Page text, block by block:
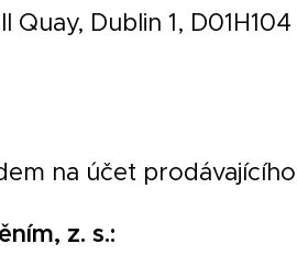
Dublin 1,
na účet prodávajícího
z. s.: